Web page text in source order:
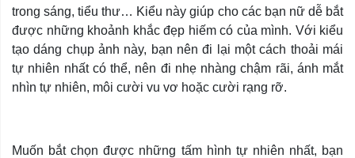
trong sáng, tiểu thư… Kiểu này giúp cho các bạn nữ dễ bắt
được những khoảnh khắc đẹp hiếm có của mình. Với kiểu
tạo dáng chụp ảnh này, bạn nên đi lại một cách thoải mái
tự nhiên nhất có thể, nên đi nhẹ nhàng chậm rãi, ánh mắt
nhìn tự nhiên, môi cười vu vơ hoặc cười rạng rỡ.
Muốn bắt chọn được những tấm hình tự nhiên nhất, bạn